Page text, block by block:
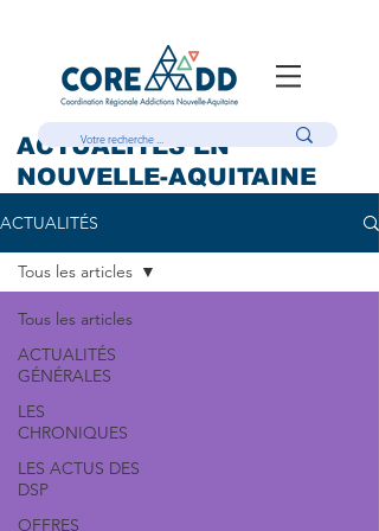
ACTUALITÉS EN
NOUVELLE-AQUITAINE
ACTUALITÉS
Tous les articles
ACTUALITÉS
GÉNÉRALES
LES
CHRONIQUES
LES ACTUS DES
DSP
OFFRES
Tous les articles